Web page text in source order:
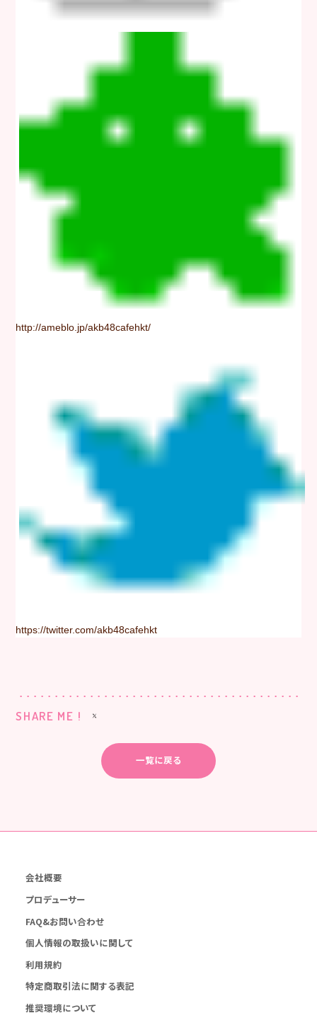
http://ameblo.jp/akb48cafehkt/
https://twitter.com/akb48cafehkt
SHARE ME !
一覧に戻る
会社概要
プロデューサー
FAQ&お問い合わせ
個人情報の取扱いに関して
利用規約
特定商取引法に関する表記
推奨環境について